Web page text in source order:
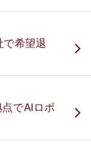
希望退
でAIロボ